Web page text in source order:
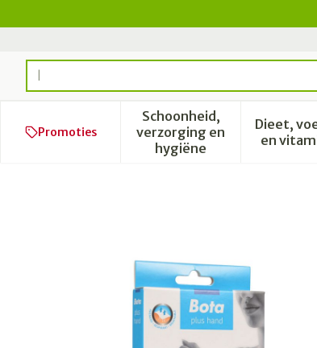
Product, merk, categorie...
Promoties
Schoonheid,
verzorging en
hygiëne
Toon submenu voor
Dieet,
en
Bota Handpolsband